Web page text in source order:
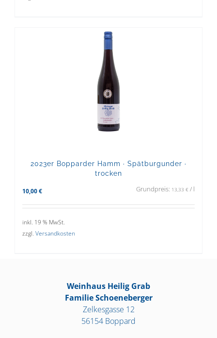
2023er Bopparder Hamm · Spätburgunder ·
trocken
10,00 € Grundpreis: 13,33 € / l
inkl. 19 % MwSt.
zzgl. Versandkosten
Weinhaus Heilig Grab
Familie Schoeneberger
Zelkesgasse 12
56154 Boppard